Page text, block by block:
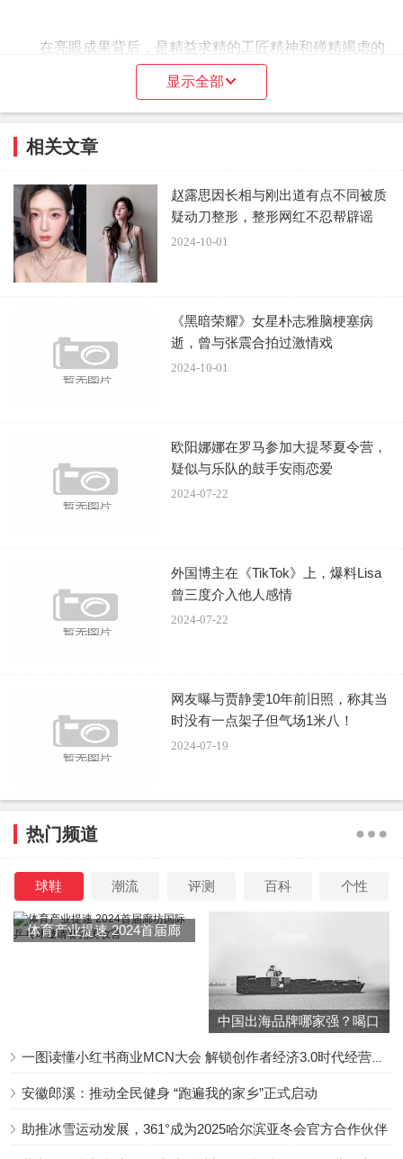
在亮眼成果背后，是精益求精的工匠精神和殚精竭虑的
心智付出。大鹏透露，为探究街舞视听呈现的可能性，剧组
从正式开机前半年即已搭景试拍，而每一个在IMAX大银幕上
风格的统一到贴合每一角色身份和个性的细节，无不有逻辑
支撑，合情入理。而同样的“工匠精神”贯穿于影片制作的方
方面面，在角色塑造上下的功夫尤其令人印象深刻：片中角
色极多，大鹏拒绝将任何一个视为“工具人”，为每个角色撰
写人物小传，并与演员共同揣摩感受，而这些功课也是《热
都让观众觉得是鲜活的、身边能够见到的，那么在看的时候
会把自己投射到不同的角色当中。”
人“热烈”的现场反应。影片浓墨重彩打造的街舞元素无疑功
不可没，结尾20分钟的比赛更是高光亮点，情绪被点燃的观
众纷纷用“热血”、“燃”、“炸裂”来形容。在对话中，大鹏也颇
背后故事：那是所有人“调动了全部能量”、“全力以赴”的心血
结晶，是一场长达十天的集体燃烧的成果。
诸如此类的街舞场面，不仅视听效果炫酷华丽，同时具
备强烈的氛围感，与IMAX影院的超大银幕、高清画质、强劲
音响和沉浸环境高度适配，“放大器”效应明显。观众在IMAX
影院里能够如临其境，“丝滑”融入影片营造的炸裂氛围。大
鹏也对此做出精准总结：“IMAX通过影像和视听的冲击，让
大家有一种身临其境的感觉。”
新体验与新挑战：每个人都有和丁雷陈烁相通的一面
显示全部
相关文章
赵露思因长相与刚出道有点不同被质
疑动刀整形，整形网红不忍帮辟谣
2024-10-01
《黑暗荣耀》女星朴志雅脑梗塞病
逝，曾与张震合拍过激情戏
2024-10-01
欧阳娜娜在罗马参加大提琴夏令营，
疑似与乐队的鼓手安雨恋爱
2024-07-22
外国博主在《TikTok》上，爆料Lisa
曾三度介入他人感情
2024-07-22
网友曝与贾静雯10年前旧照，称其当
时没有一点架子但气场1米八！
2024-07-19
热门频道
球鞋 潮流 评测 百科 个性
体育产业提速 2024首届廊
中国出海品牌哪家强？喝口
安徽郎溪：推动全民健身 “跑遍我的家乡”正式启动
助推冰雪运动发展，361°成为2025哈尔滨亚冬会官方合作伙伴